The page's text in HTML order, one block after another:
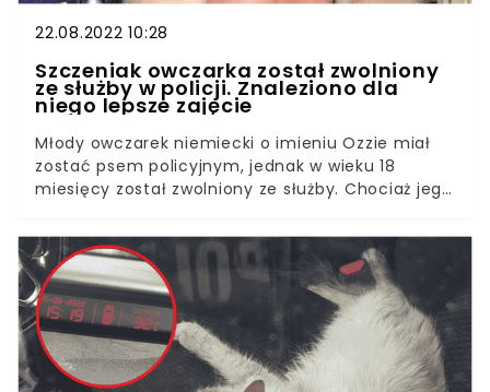
22.08.2022 10:28
Szczeniak owczarka został zwolniony
ze służby w policji. Znaleziono dla
niego lepsze zajęcie
Młody owczarek niemiecki o imieniu Ozzie miał
zostać psem policyjnym, jednak w wieku 18
miesięcy został zwolniony ze służby. Chociaż jego
okazało się, że jest stworzony do ścigania czegoś
zupełnie innego.Teoretycznie nie ma ograniczeń
dotyczących ras psów, które mogą pełnić służbę
w policji, straży granicznej czy wojsku, jednak w
praktyce do tej roli najczęściej wybierane są
owczarki niemieckie bądź belgijskie, labradory,
rottweilery, foksteriery czy golden retrievery. Od